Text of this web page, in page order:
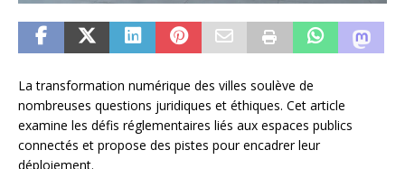
La transformation numérique des villes soulève de
nombreuses questions juridiques et éthiques. Cet article
examine les défis réglementaires liés aux espaces publics
connectés et propose des pistes pour encadrer leur
déploiement.